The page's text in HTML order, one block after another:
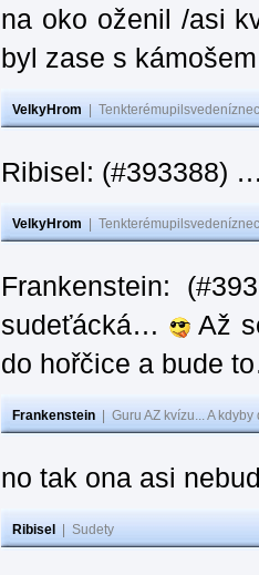
na oko oženil /asi
byl zase s
VelkyHrom
Ribisel: (#393388)
VelkyHrom
Frankenstein:
sudeťácká…
Až
do hořčice a bude
Frankenstein Guru AZ kvízu... A
no tak ona asi
Ribisel Sudety